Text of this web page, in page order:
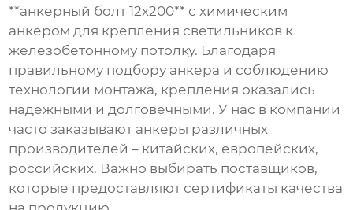
**анкерный болт 12х200** с химическим
анкером для крепления светильников к
железобетонному потолку. Благодаря
правильному подбору анкера и соблюдению
технологии монтажа, крепления оказались
надежными и долговечными. У нас в компании
часто заказывают анкеры различных
производителей – китайских, европейских,
российских. Важно выбирать поставщиков,
которые предоставляют сертификаты качества